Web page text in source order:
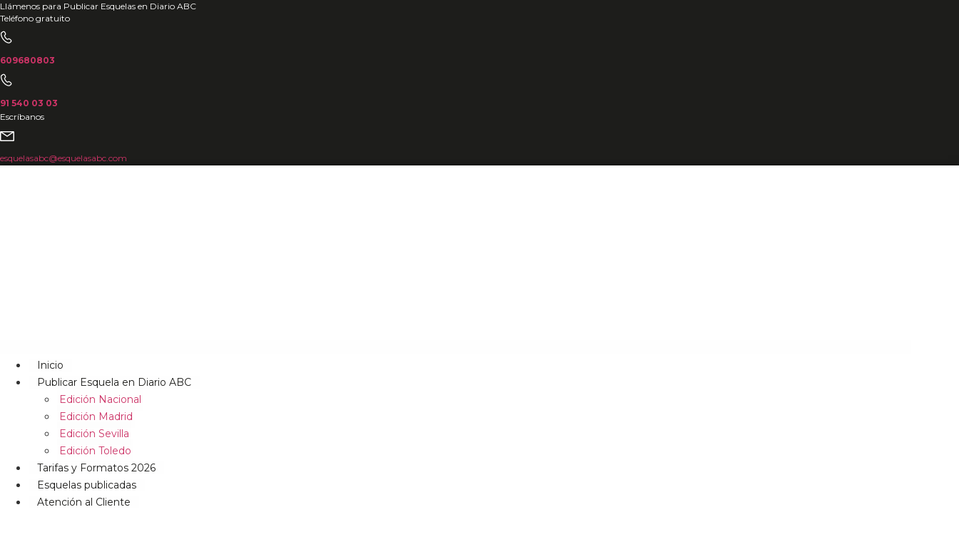
Ir
al
contenido
Llámenos para Publicar Esquelas en Diario ABC
Teléfono gratuito
609680803
91 540 03 03
Escríbanos
esquelasabc@esquelasabc.com
Inicio
Publicar Esquela en Diario ABC
Edición Nacional
Edición Madrid
Edición Sevilla
Edición Toledo
Tarifas y Formatos 2026
Esquelas publicadas
Atención al Cliente